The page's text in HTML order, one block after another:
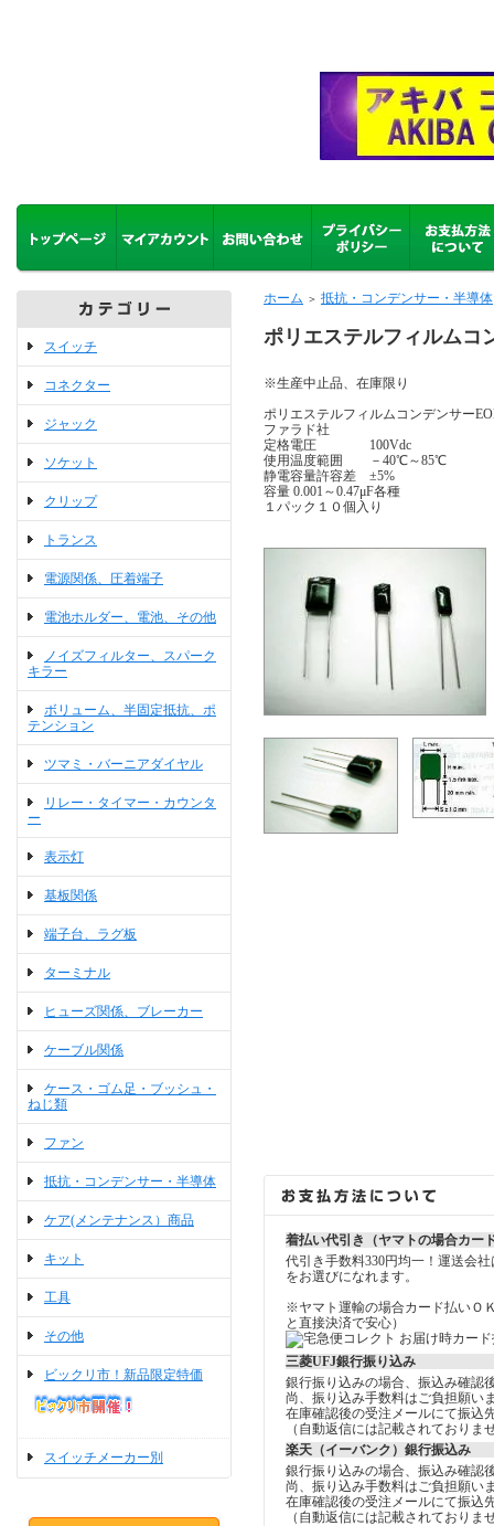
スイッチ
コネクター
ジャック
ソケット
クリップ
トランス
電源関係、圧着端子
電池ホルダー、電池、その他
ノイズフィルター、スパーク
キラー
ボリューム、半固定抵抗、ポ
テンション
ツマミ・バーニアダイヤル
リレー・タイマー・カウンタ
ー
表示灯
基板関係
端子台、ラグ板
ターミナル
ヒューズ関係、ブレーカー
ケーブル関係
ケース・ゴム足・ブッシュ・
ねじ類
ファン
抵抗・コンデンサー・半導体
ケア(メンテナンス）商品
キット
工具
その他
ビックリ市！新品限定特価
スイッチメーカー別
ホーム ＞ 抵抗・コンデンサー・半導体
ポリエステルフィルムコ
※生産中止品、在庫限り
ポリエステルフィルムコンデンサー
ファラド社
定格電圧 100Vdc
使用温度範囲 －40℃～85℃
静電容量許容差 ±5%
容量 0.001～0.47μF各種
１パック１０個入り
着払い代引き（ヤマトの場合カー
代引き手数料330円均一！運送会
をお選びになれます。
※ヤマト運輸の場合カード払いＯ
と直接決済で安心）
三菱UFJ銀行振り込み
銀行振り込みの場合、振込み確認
尚、振り込み手数料はご負担願い
在庫確認後の受注メールにて振込
（自動返信には記載されておりま
楽天（イーバンク）銀行振込み
銀行振り込みの場合、振込み確認
尚、振り込み手数料はご負担願い
在庫確認後の受注メールにて振込
（自動返信には記載されておりま